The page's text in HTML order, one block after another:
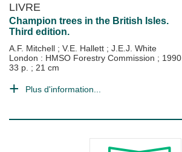
LIVRE
Champion trees in the British Isles.
Third edition.
A.F. Mitchell ; V.E. Hallett ; J.E.J. White
London : HMSO Forestry Commission ; 1990
33 p. ; 21 cm
Plus d'information...